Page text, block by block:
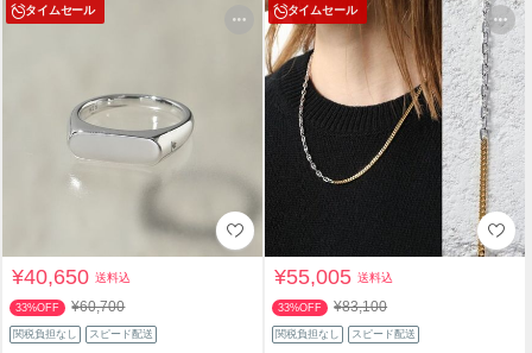
タイムセール
¥40,650送料込
33%OFF ¥60,700
関税負担なし スピード配送
タイムセール
¥55,005送料込
33%OFF ¥83,100
関税負担なし スピード配送